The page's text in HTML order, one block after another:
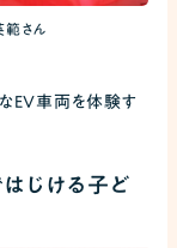
さん
EV車両を体験す
じける子ど